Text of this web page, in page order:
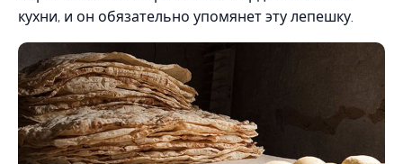
кухни, и он обязательно упомянет эту лепешку.